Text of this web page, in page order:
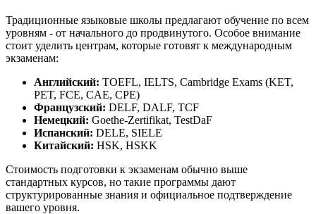
Традиционные языковые школы предлагают обучение по всем
уровням - от начального до продвинутого. Особое внимание
стоит уделить центрам, которые готовят к международным
экзаменам:
Английский: TOEFL, IELTS, Cambridge Exams (KET,
PET, FCE, CAE, CPE)
Французский: DELF, DALF, TCF
Немецкий: Goethe-Zertifikat, TestDaF
Испанский: DELE, SIELE
Китайский: HSK, HSKK
Стоимость подготовки к экзаменам обычно выше
стандартных курсов, но такие программы дают
структурированные знания и официальное подтверждение
вашего уровня.